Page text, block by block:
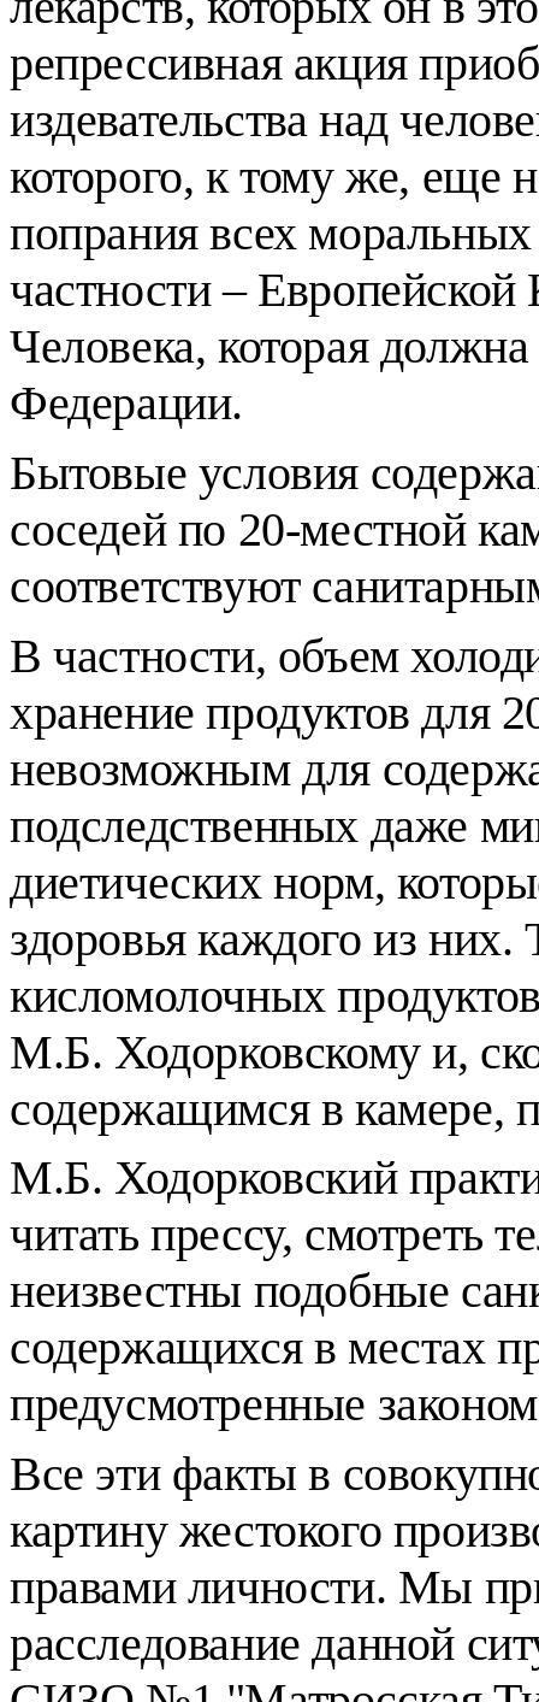
репрессивная акция
издевательства над
которого, к тому же, еще
попрания всех
частности –
Человека, которая
Федерации.
Бытовые условия
соседей по 20-местной
соответствуют
В частности, объем
хранение продуктов для
невозможным для
подследственных даже
диетических норм,
здоровья каждого из них.
кисломолочных
М.Б. Ходорковскому и,
содержащимся в камере,
М.Б. Ходорковский
читать прессу, смотреть
неизвестны подобные
содержащихся в местах
предусмотренные
Все эти факты в
картину жестокого
правами личности. Мы
расследование данной